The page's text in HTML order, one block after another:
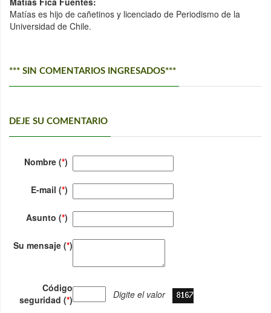
Matías es hijo de cañetinos y licenciado de Periodismo de la
Universidad de Chile.
*** SIN COMENTARIOS INGRESADOS***
DEJE SU COMENTARIO
Nombre (*)
E-mail (*)
Asunto (*)
Su mensaje (*)
Código
seguridad (*) Digite el valor